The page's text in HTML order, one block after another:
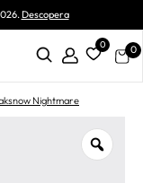
Descopera
0 0
Nightmare